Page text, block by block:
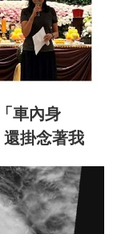
車內身
掛念著我